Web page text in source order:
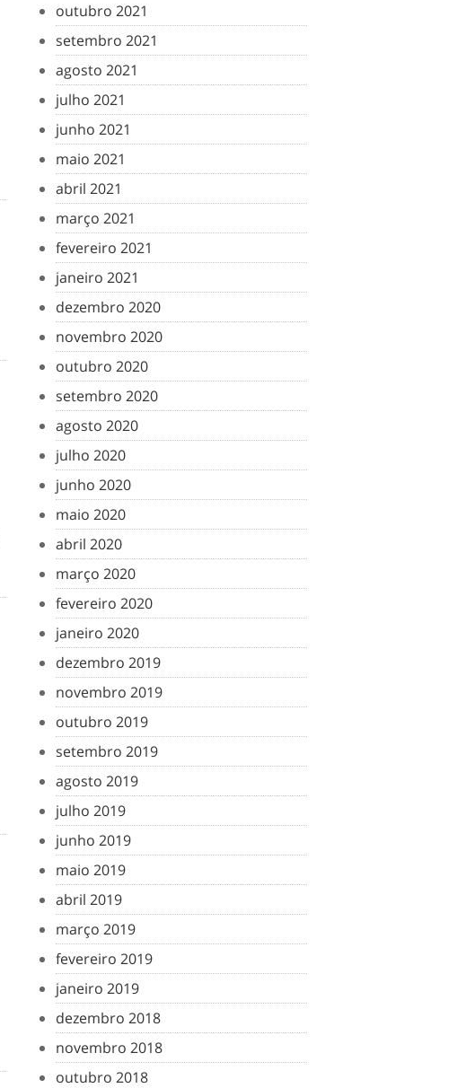
outubro 2021
setembro 2021
agosto 2021
julho 2021
junho 2021
maio 2021
abril 2021
março 2021
fevereiro 2021
janeiro 2021
dezembro 2020
novembro 2020
outubro 2020
setembro 2020
agosto 2020
julho 2020
junho 2020
maio 2020
abril 2020
março 2020
fevereiro 2020
janeiro 2020
dezembro 2019
novembro 2019
outubro 2019
setembro 2019
agosto 2019
julho 2019
junho 2019
maio 2019
abril 2019
março 2019
fevereiro 2019
janeiro 2019
dezembro 2018
novembro 2018
outubro 2018